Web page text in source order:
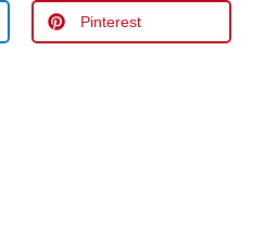
Pinterest